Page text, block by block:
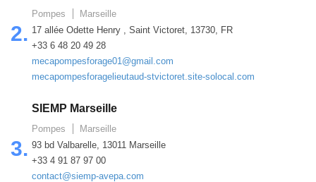
2.
Pompes
Marseille
17 allée Odette Henry , Saint Victoret, 13730, FR
+33 6 48 20 49 28
mecapompesforage01@gmail.com
mecapompesforagelieutaud-stvictoret.site-solocal.com
3.
SIEMP Marseille
Pompes
Marseille
93 bd Valbarelle, 13011 Marseille
+33 4 91 87 97 00
contact@siemp-avepa.com